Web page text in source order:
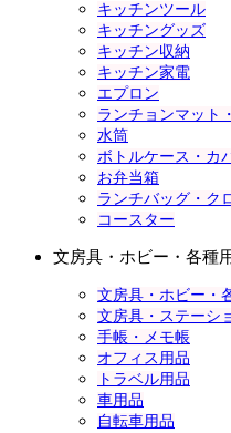
キッチンツール
キッチングッズ
キッチン収納
キッチン家電
エプロン
ランチョンマット
水筒
ボトルケース・カ
お弁当箱
ランチバッグ・ク
コースター
文房具・ホビー・各種
文房具・ホビー・
文房具・ステーシ
手帳・メモ帳
オフィス用品
トラベル用品
車用品
自転車用品